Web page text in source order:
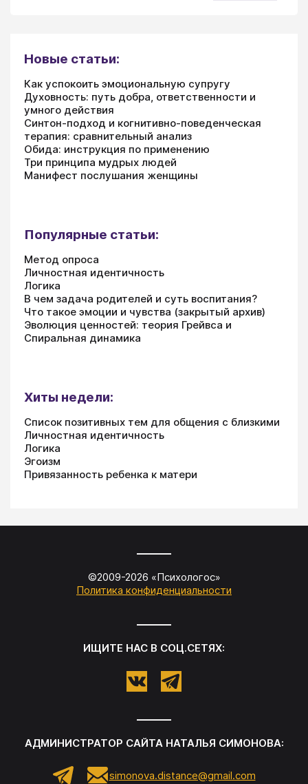
Новые статьи:
Как успокоить эмоциональную супругу
Духовность: путь добра, ответственности и
умного действия
Синтон-подход и когнитивно-поведенческая
терапия: сравнительный анализ
Обида: инструкция по применению
Три принципа мудрых людей
Манифест послушания женщины
Популярные статьи:
Метод опроса
Личностная идентичность
Логика
В чем задача родителей и суть воспитания?
Что такое эмоции и чувства (закрытый архив)
Эволюция ценностей: теория Грейвса и
Спиральная динамика
Хиты недели:
Список позитивных тем для общения с близкими
Личностная идентичность
Логика
Эгоизм
Привязанность ребенка к матери
©2009-2026 «Психологос»
Политика конфиденциальности
ИЩИТЕ НАС В СОЦ.СЕТЯХ:
АДМИНИСТРАТОР САЙТА НАТАЛЬЯ СИМОНОВА:
simonova.distance@gmail.com